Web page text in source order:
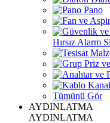
Pano
Hırsız Alarm
Tümünü Gör
AYDINLATMA
AYDINLATMA